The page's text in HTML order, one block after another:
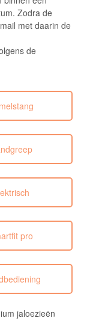
Zodra de
met daarin de
de
pro